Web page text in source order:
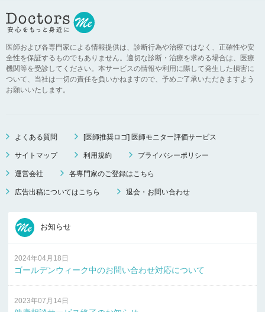
医師および各専門家による情報提供は、診断行為や治療ではなく、正確性や安
全性を保証するものでもありません。適切な診断・治療を求める場合は、医療
機関等を受診してください。本サービスの情報や利用に際して発生した損害に
ついて、当社は一切の責任を負いかねますので、予めご了承いただきますよう
お願いいたします。
よくある質問 [医師推奨ロゴ] 医師モニター評価サービス
サイトマップ 利用規約 プライバシーポリシー
運営会社 各専門家のご登録はこちら
広告出稿についてはこちら 退会・お問い合わせ
お知らせ
2024年04月18日
ゴールデンウィーク中のお問い合わせ対応について
2023年07月14日